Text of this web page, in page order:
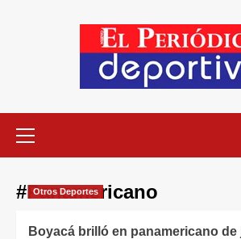
#Panamericano
Otros Deportes
Boyacá brilló en panamericano de